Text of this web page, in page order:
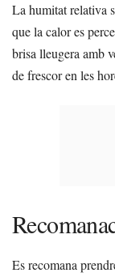
La humitat relativa
que la calor es
brisa lleugera amb
de frescor en les
Es recomana